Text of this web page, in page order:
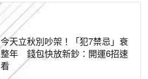
今天立秋別吵架！「犯7禁忌」衰
整年 錢包快放新鈔：開運6招速
看